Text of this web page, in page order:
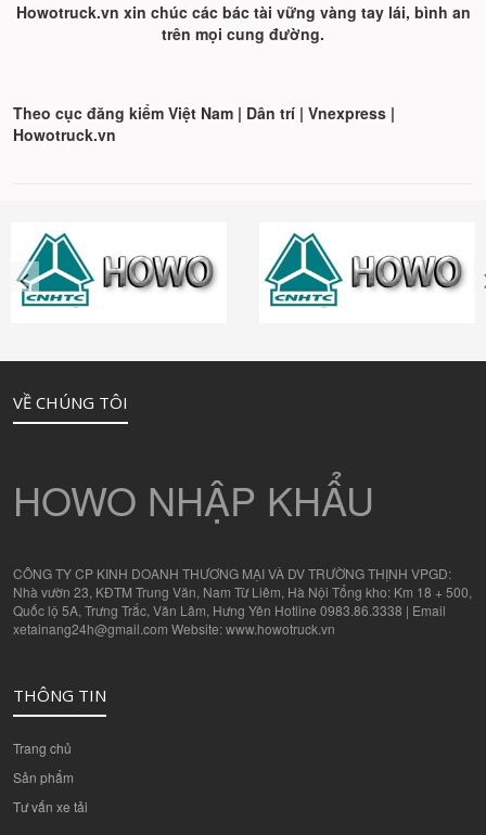
Howotruck.vn xin chúc các bác tài vững vàng tay lái, bình an
trên mọi cung đường.
Theo cục đăng kiểm Việt Nam | Dân trí | Vnexpress |
Howotruck.vn
VỀ CHÚNG TÔI
HOWO NHẬP KHẨU
CÔNG TY CP KINH DOANH THƯƠNG MẠI VÀ DV TRƯỜNG THỊNH VPGD:
Nhà vườn 23, KĐTM Trung Văn, Nam Từ Liêm, Hà Nội Tổng kho: Km 18 + 500,
Quốc lộ 5A, Trưng Trắc, Văn Lâm, Hưng Yên Hotline 0983.86.3338 | Email
xetainang24h@gmail.com Website: www.howotruck.vn
THÔNG TIN
Trang chủ
Sản phẩm
Tư vấn xe tải